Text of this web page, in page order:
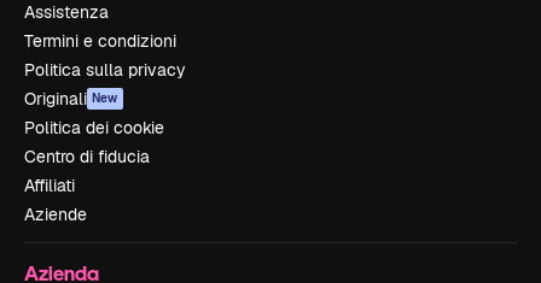
Assistenza
Termini e condizioni
Politica sulla privacy
Originali New
Politica dei cookie
Centro di fiducia
Affiliati
Aziende
Azienda